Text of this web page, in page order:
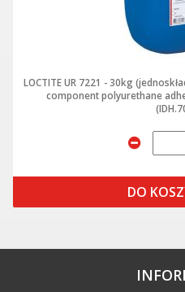
LOCTITE UR 7221 - 30kg
component polyurethane
DO